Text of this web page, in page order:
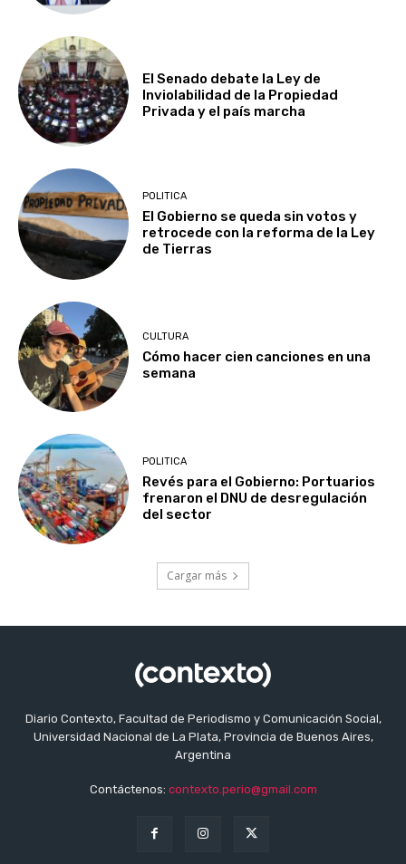
El Senado debate la Ley de
Inviolabilidad de la Propiedad
Privada y el país marcha
POLITICA
El Gobierno se queda sin votos y
retrocede con la reforma de la Ley
de Tierras
CULTURA
Cómo hacer cien canciones en una
semana
POLITICA
Revés para el Gobierno: Portuarios
frenaron el DNU de desregulación
del sector
Cargar más
Diario Contexto, Facultad de Periodismo y Comunicación Social,
Universidad Nacional de La Plata, Provincia de Buenos Aires,
Argentina
Contáctenos: contexto.perio@gmail.com